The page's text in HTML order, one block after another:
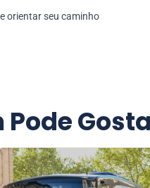
orientar seu caminho